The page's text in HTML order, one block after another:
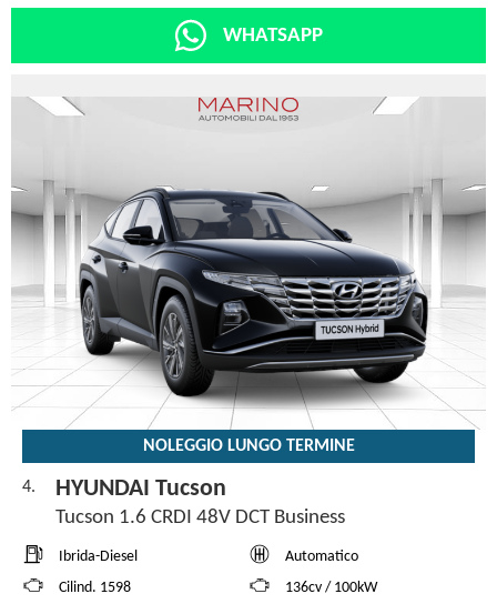
WHATSAPP
NOLEGGIO LUNGO TERMINE
4. HYUNDAI Tucson
Tucson 1.6 CRDI 48V DCT Business
Ibrida-Diesel
Automatico
Cilind. 1598
136cv / 100kW